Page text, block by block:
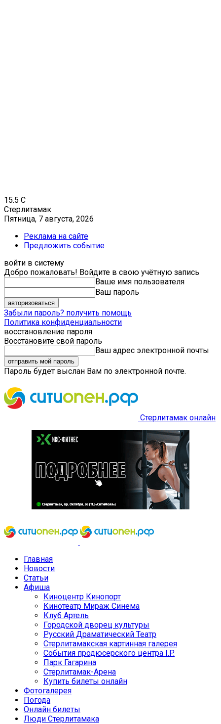
15.5 C
Стерлитамак
Пятница, 7 августа, 2026
Реклама на сайте
Предложить событие
войти в систему
Добро пожаловать! Войдите в свою учётную запись
Ваше имя пользователя
Ваш пароль
Забыли пароль? получить помощь
Политика конфиденциальности
восстановление пароля
Восстановите свой пароль
Ваш адрес электронной почты
Пароль будет выслан Вам по электронной почте.
Стерлитамак онлайн
Главная
Новости
Статьи
Афиша
Киноцентр Кинопорт
Кинотеатр Мираж Синема
Клуб Артель
Городской дворец культуры
Русский Драматический Театр
Стерлитамакская картинная галерея
События продюсерского центра I.P.
Парк Гагарина
Стерлитамак-Арена
Купить билеты онлайн
Фотогалерея
Погода
Онлайн билеты
Люди Стерлитамака